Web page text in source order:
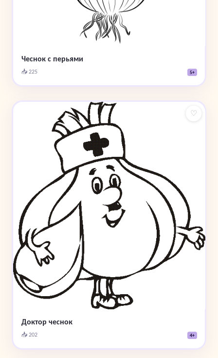
Чеснок с перьями
📥 225 5+
♡
Доктор чеснок
📥 202 4+